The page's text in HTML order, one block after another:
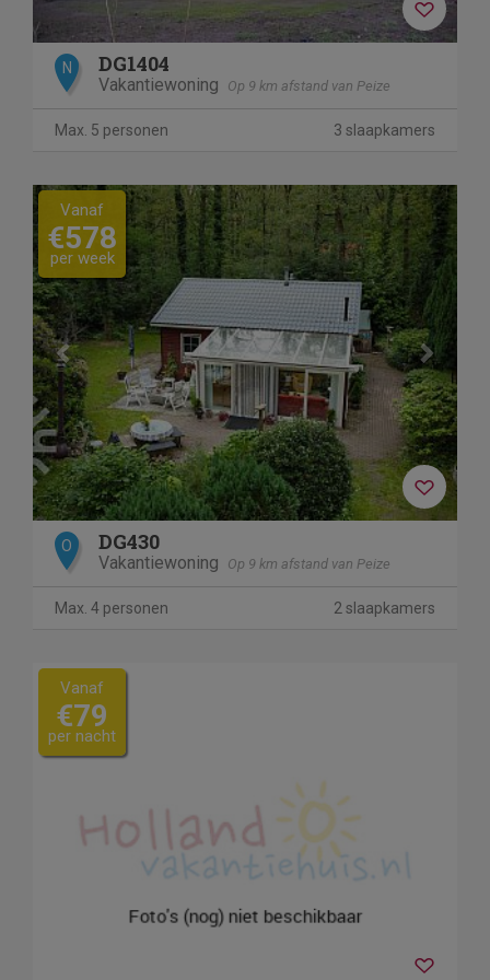
N DG1404
Vakantiewoning Op 9 km afstand van Peize
Max. 5 personen 3 slaapkamers
Previous Next
Vanaf
€578
per week
O DG430
Vakantiewoning Op 9 km afstand van Peize
Max. 4 personen 2 slaapkamers
Vanaf
€79
per nacht